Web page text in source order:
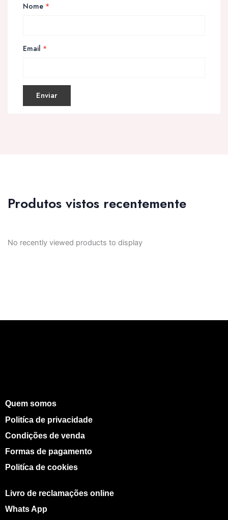
Nome *
Email *
Produtos vistos recentemente
No recently viewed products to display
Quem somos
Politíca de privacidade
Condições de venda
Formas de pagamento
Politíca de cookies
Livro de reclamações online
Whats App